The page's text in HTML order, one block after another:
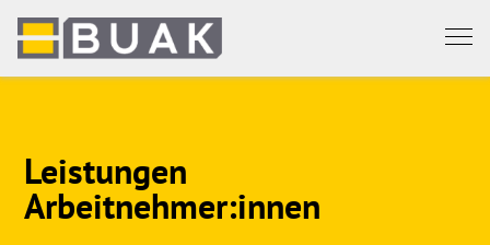
Springe
zum
Leistungen
Arbeitnehmer:innen